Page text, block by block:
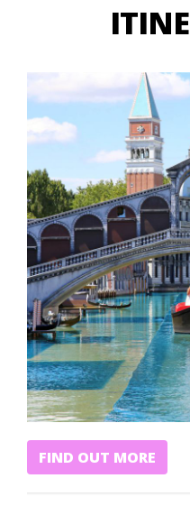
FIND OUT MORE